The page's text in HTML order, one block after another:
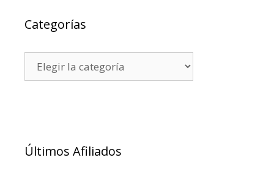
Categorías
Últimos Afiliados